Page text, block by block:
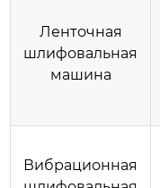
Ленточная
шлифовальная
машина
Вибрационная